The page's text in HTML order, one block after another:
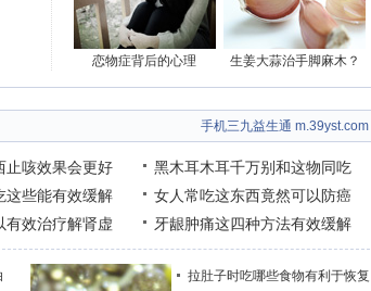
恋物症背后的心理 生姜大蒜治手脚麻木？
手机三九益生通 m.39yst.com
止咳效果会更好
这些能有效缓解
有效治疗解肾虚
黑木耳木耳千万别和这物同吃
女人常吃这东西竟然可以防癌
牙龈肿痛这四种方法有效缓解
拉肚子时吃哪些食物有利于恢复